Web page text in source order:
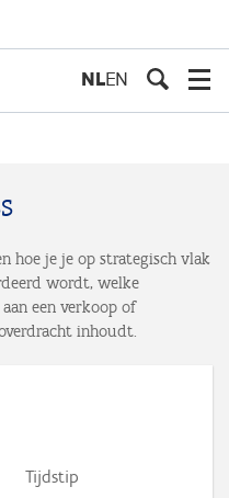
NLEN
hoe je je op strategisch vlak
wordt, welke
een verkoop of
inhoudt.
Tijdstip